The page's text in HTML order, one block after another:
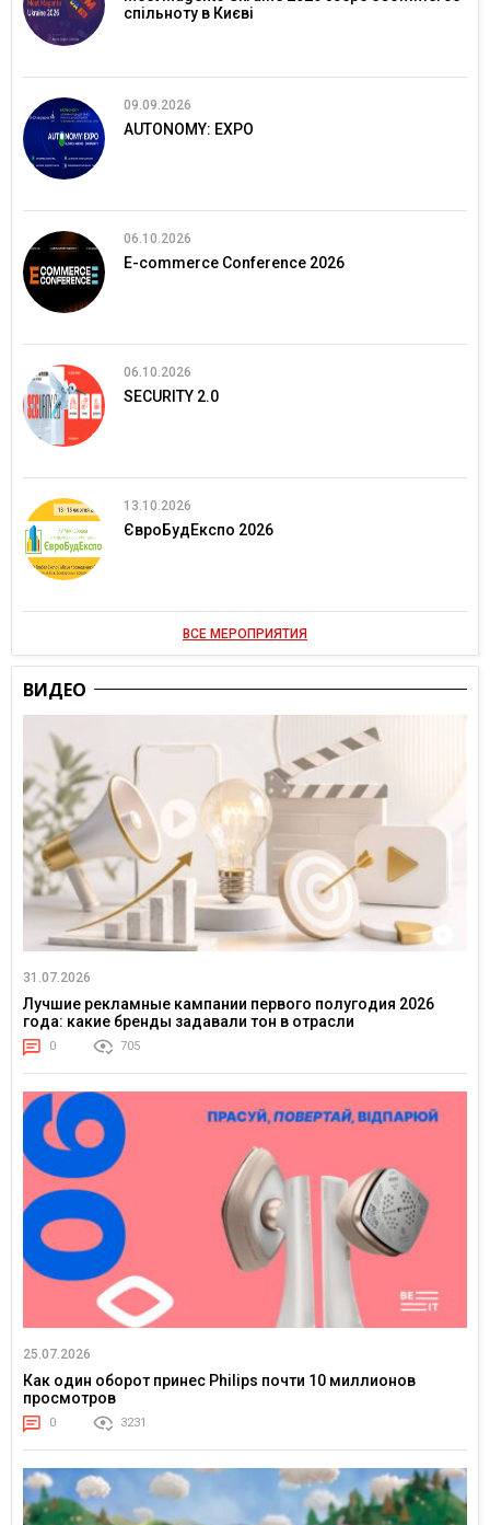
спільноту в Києві
09.09.2026
AUTONOMY: EXPO
06.10.2026
E-commerce Conference 2026
06.10.2026
SECURITY 2.0
13.10.2026
ЄвроБудЕкспо 2026
ВСЕ МЕРОПРИЯТИЯ
ВИДЕО
31.07.2026
Лучшие рекламные кампании первого полугодия 2026
года: какие бренды задавали тон в отрасли
0 705
25.07.2026
Как один оборот принес Philips почти 10 миллионов
просмотров
0 3231